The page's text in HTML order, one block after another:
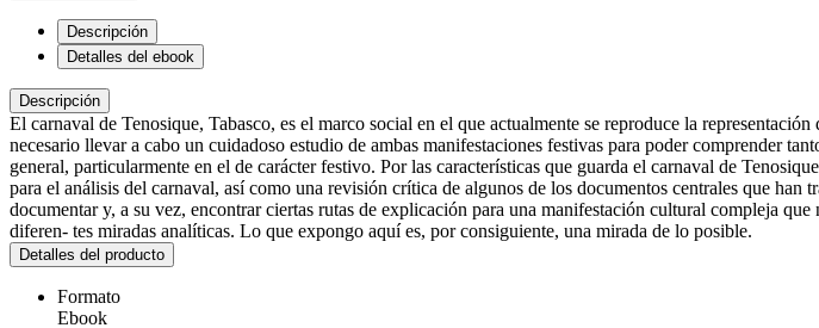
Descripción
Detalles del ebook
Descripción
El carnaval de Tenosique, Tabasco, es el marco social en el que actualmente se reproduce la
necesario llevar a cabo un cuidadoso estudio de ambas manifestaciones festivas para poder comprender
general, particularmente en el de carácter festivo. Por las características que guarda el carnaval de
para el análisis del carnaval, así como una revisión crítica de algunos de los documentos centrales que
documentar y, a su vez, encontrar ciertas rutas de explicación para una manifestación cultural compleja
diferen- tes miradas analíticas. Lo que expongo aquí es, por consiguiente, una mirada de lo posible.
Detalles del producto
Formato
Ebook